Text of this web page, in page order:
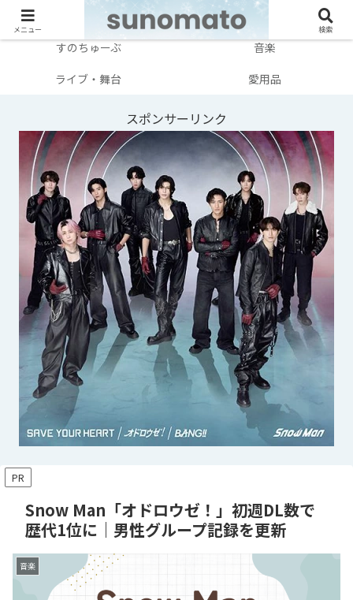
メンバー別
テレビ・映画
すのちゅーぶ
音楽
ライブ・舞台
愛用品
スポンサーリンク
PR
Snow Man「オドロウゼ！」初週DL数で
歴代1位に｜男性グループ記録を更新
音楽
メニュー 検索